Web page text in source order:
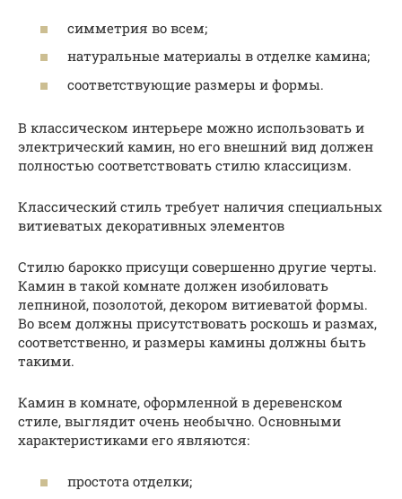
симметрия во всем;
натуральные материалы в отделке камина;
соответствующие размеры и формы.
В классическом интерьере можно использовать и
электрический камин, но его внешний вид должен
полностью соответствовать стилю классицизм.
Классический стиль требует наличия специальных
витиеватых декоративных элементов
Стилю барокко присущи совершенно другие черты.
Камин в такой комнате должен изобиловать
лепниной, позолотой, декором витиеватой формы.
Во всем должны присутствовать роскошь и размах,
соответственно, и размеры камины должны быть
такими.
Камин в комнате, оформленной в деревенском
стиле, выглядит очень необычно. Основными
характеристиками его являются:
простота отделки;